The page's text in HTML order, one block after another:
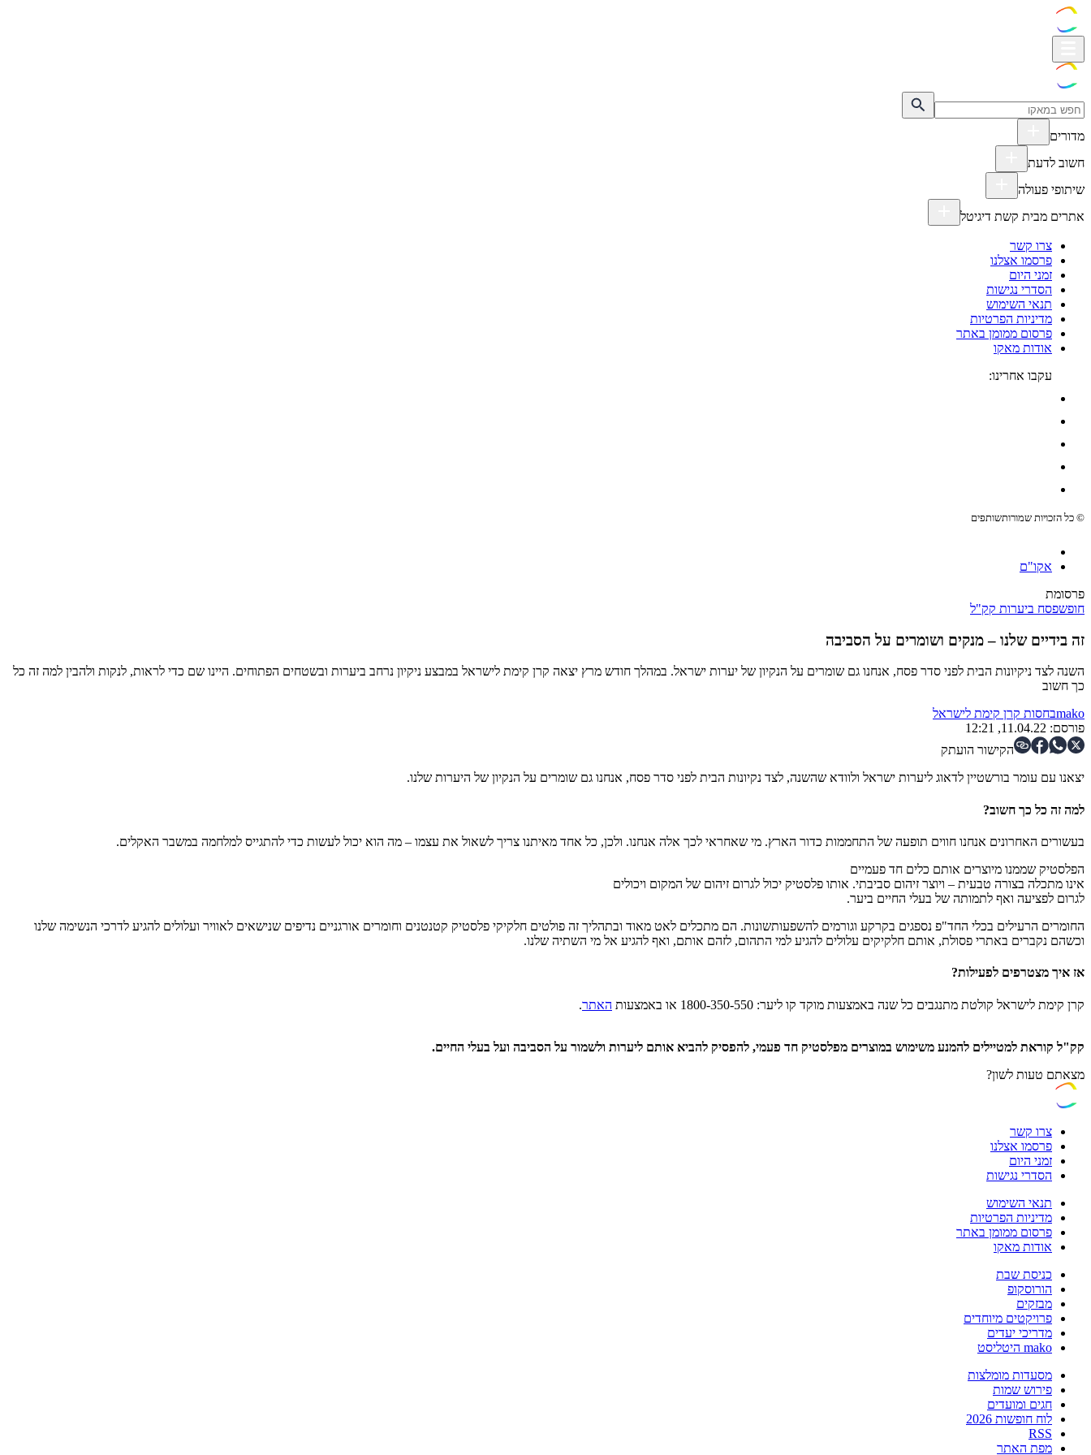
מדורים
חשוב לדעת
שיתופי פעולה
אתרים מבית קשת דיגיטל
צרו קשר
פרסמו אצלנו
זמני היום
הסדרי נגישות
תנאי השימוש
מדיניות הפרטיות
פרסום ממומן באתר
אודות מאקו
עקבו אחרינו:
© כל הזכויות שמורותשותפים
אקו"ם
פרסומת
חופשפסח ביערות קק"ל
זה בידיים שלנו – מנקים ושומרים על הסביבה
השנה לצד ניקיונות הבית לפני סדר פסח, אנחנו גם שומרים על הנקיון של יערות ישראל. במהלך חודש מרץ יצאה קרן קימת לישראל במבצע ניקיון נרחב ביערות ובשטחים הפתוחים. היינו שם כדי לראות, לנקות ולהבין למה זה כל
כך חשוב
makoבחסות קרן קימת לישראל
פורסם: 11.04.22, 12:21
הקישור הועתק
יצאנו עם עומר בורשטיין לדאוג ליערות ישראל ולוודא שהשנה, לצד נקיונות הבית לפני סדר פסח, אנחנו גם שומרים על הנקיון של היערות שלנו.
למה זה כל כך חשוב?
בעשורים האחרונים אנחנו חווים תופעה של התחממות כדור הארץ. מי שאחראי לכך אלה אנחנו. ולכן, כל אחד מאיתנו צריך לשאול את עצמו – מה הוא יכול לעשות כדי להתגייס למלחמה במשבר האקלים.
הפלסטיק שממנו מיוצרים אותם כלים חד פעמיים
אינו מתכלה בצורה טבעית – ויוצר זיהום סביבתי. אותו פלסטיק יכול לגרום זיהום של המקום ויכולים
לגרום לפציעה ואף לתמותה של בעלי החיים ביער.
החומרים הרעילים בכלי החד"פ נספגים בקרקע וגורמים להשפעותשונות. הם מתכלים לאט מאוד ובתהליך זה פולטים חלקיקי פלסטיק קטנטנים וחומרים אורגניים נדיפים שנישאים לאוויר ועלולים להגיע לדרכי הנשימה שלנו
וכשהם נקברים באתרי פסולת, אותם חלקיקים עלולים להגיע למי התהום, לזהם אותם, ואף להגיע אל מי השתיה שלנו.
אז איך מצטרפים לפעילות?
קרן קימת לישראל קולטת מתנגבים כל שנה באמצעות מוקד קו ליער: 1800-350-550 או באמצעות האתר.
קק"ל קוראת למטיילים להמנע משימוש במוצרים מפלסטיק חד פעמי, להפסיק להביא אותם ליערות ולשמור על הסביבה ועל בעלי החיים.
מצאתם טעות לשון?
צרו קשר
פרסמו אצלנו
זמני היום
הסדרי נגישות
תנאי השימוש
מדיניות הפרטיות
פרסום ממומן באתר
אודות מאקו
כניסת שבת
הורוסקופ
מבזקים
פרויקטים מיוחדים
מדריכי יעדים
mako היטליסט
מסעדות מומלצות
פירוש שמות
חגים ומועדים
לוח חופשות 2026
RSS
מפת האתר